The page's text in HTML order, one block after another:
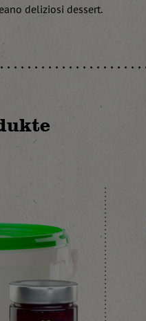
deliziosi dessert.